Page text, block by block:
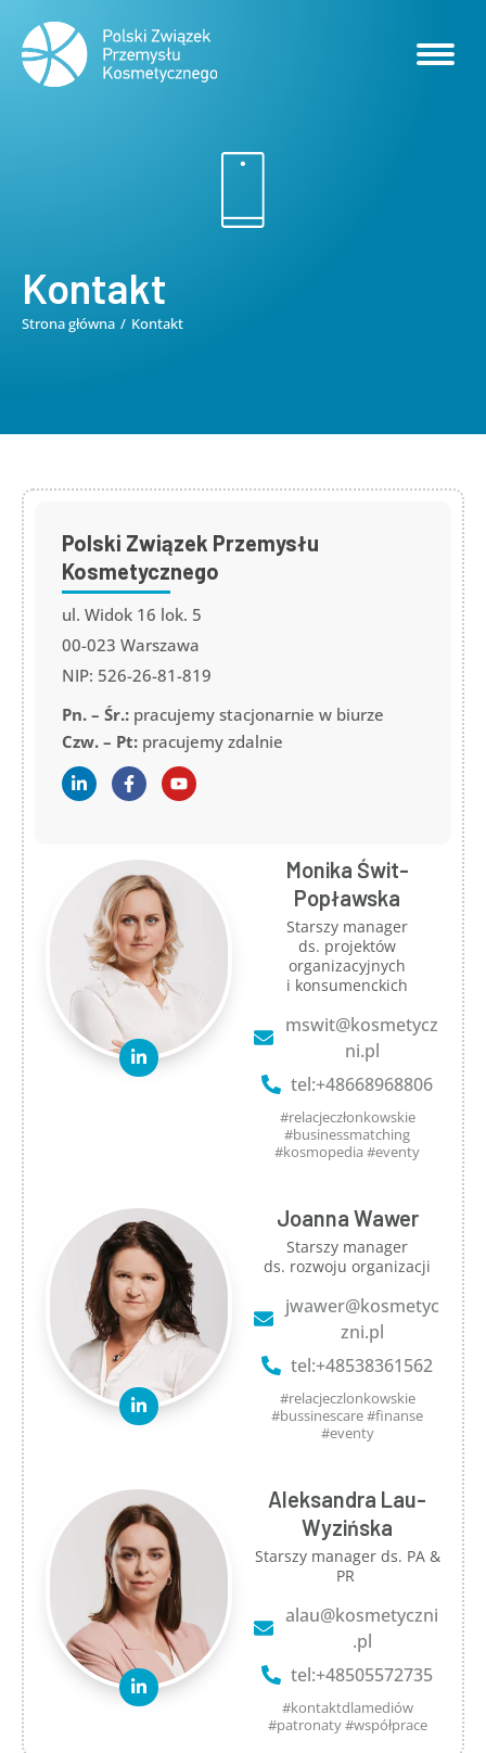
Kontakt
Jesteś tutaj:
Strona główna Kontakt
Polski Związek Przemysłu
Kosmetycznego
ul. Widok 16 lok. 5
00-023 Warszawa
NIP: 526-26-81-819
Pn. – Śr.: pracujemy stacjonarnie w biurze
Czw. – Pt: pracujemy zdalnie
Monika Świt-
Popławska
Starszy manager
ds. projektów
organizacyjnych
i konsumenckich
mswit@kosmetycz
ni.pl
tel:+48668968806
#relacjeczłonkowskie
#businessmatching
#kosmopedia #eventy
Joanna Wawer
Starszy manager
ds. rozwoju organizacji
jwawer@kosmetyc
zni.pl
tel:+48538361562
#relacjeczlonkowskie
#bussinescare #finanse
#eventy
Aleksandra Lau-
Wyzińska
Starszy manager ds. PA &
PR
alau@kosmetyczni
.pl
tel:+48505572735
#kontaktdlamediów
#patronaty #współprace